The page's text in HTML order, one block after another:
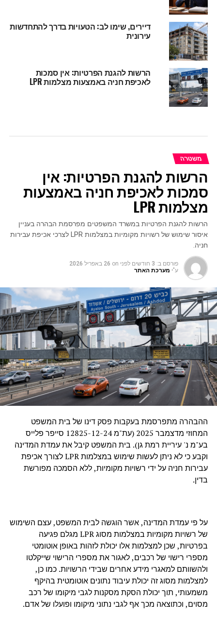
דיירים, שימו לב: הטעויות בדרך להתחדשות
עירונית
הרשות להגנת הפרטיות: אין סמכות
לאכיפת חניה באמצעות מצלמות LPR
משטרה
הרשות להגנת הפרטיות: אין
סמכות לאכיפת חניה באמצעות
מצלמות LPR
הרשות להגנת הפרטיות במשרד המשפטים מפרסמת הבהרה בעניין
איסור שימוש של רשויות מקומיות במצלמות LPR לצרכי אכיפת עבירות
חניה.
פורסם ב: 3 חודשים לפני on 26 באפריל 2026
ע"י מערכת האתר
ההבהרה מתפרסמת בעקבות פסק דינו של בית המשפט
המחוזי מדצמבר 2025 (עת"מ 12825-12-24 סייפר פלייס
בע"מ נ' עיריית רמת גן). בית המשפט קיבל את עמדת המדינה
וקבע כי לא ניתן לעשות שימוש במצלמות LPR לצורך אכיפת
עבירות חניה על ידי רשויות מקומיות, ללא הסמכה מפורשת
בדין.
על פי עמדת המדינה, אשר הוגשה לבית המשפט, עצם השימוש
של רשויות מקומיות במצלמות מסוג LPR מגלם פגיעה
בפרטיות, שכן למצלמות אלו יכולת לזהות באופן אוטומטי
מספרי רישוי של רכבים, לאגור את מספרי הרישוי שייקלטו
ולהשוותם למאגרי מידע אחרים שבידי הרשויות. כמו כן,
למצלמות מסוג זה יכולת עיבוד נתונים אוטומטית בהיקף
משמעותי, תוך יכולת הסקת מסקנות לגבי מיקומו של רכב
מסוים, וכתוצאה מכך אף לגבי נתוני מיקומו ופועלו של אדם.